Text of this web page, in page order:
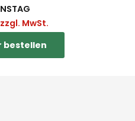
zzgl. MwSt.
bestellen